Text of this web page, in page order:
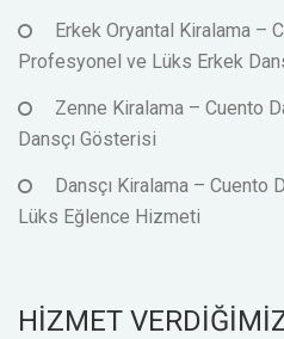
Erkek Oryantal Kiralama –
Profesyonel ve Lüks Erkek
Zenne Kiralama – Cuento
Dansçı Gösterisi
Dansçı Kiralama – Cuento
Lüks Eğlence Hizmeti
HİZMET